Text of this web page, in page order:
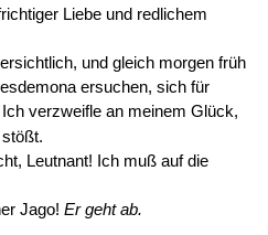
Liebe und redlichem
und gleich morgen früh
ersuchen, sich für
verzweifle an meinem Glück,
Leutnant! Ich muß auf die
Jago! Er geht ab.